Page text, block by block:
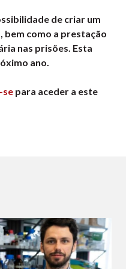
de criar um
bem como a prestação
nas prisões. Esta
ano.
se para aceder a este